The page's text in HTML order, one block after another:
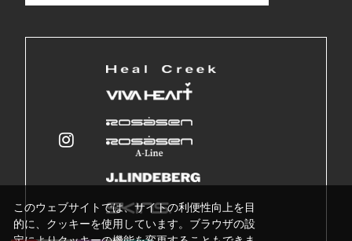
このウェブサイトでは、サイトの利便性向上を目
的に、クッキーを使用しています。ブラウザの設